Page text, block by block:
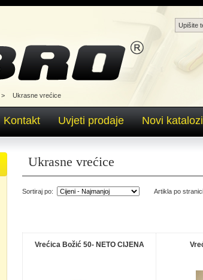
> Ukrasne vrećice
Kontakt Uvjeti prodaje Novi katalozi
Ukrasne vrećice
Sortiraj po: Artikla po
Vrećica Božić 50- NETO CIJENA